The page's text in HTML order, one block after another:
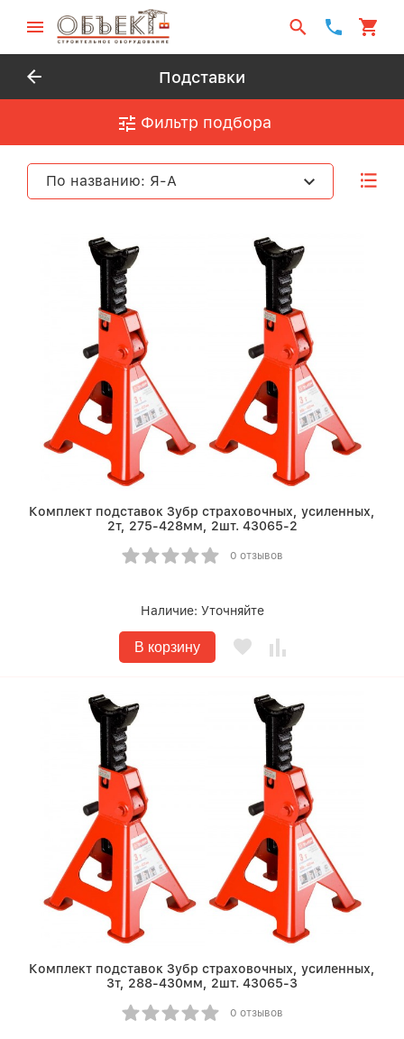
Подставки
Фильтр подбора
По названию: Я-А
Комплект подставок Зубр страховочных, усиленных,
2т, 275-428мм, 2шт. 43065-2
0 отзывов
Наличие: Уточняйте
В корзину
Комплект подставок Зубр страховочных, усиленных,
3т, 288-430мм, 2шт. 43065-3
0 отзывов